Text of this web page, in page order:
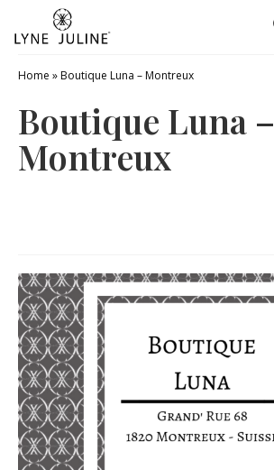
Home »Boutique Luna – Montreux
Boutique Luna –
Montreux